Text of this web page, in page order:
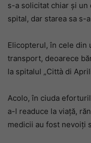
s-a solicitat chiar și
spital, dar starea sa s-
Elicopterul, în cele din
transport, deoarece
la spitalul „Città di
Acolo, în ciuda
a-l readuce la viață,
medicii au fost nevoiți